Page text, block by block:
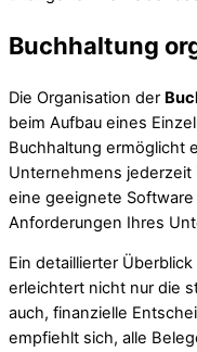
Buchhaltung
Die Organisation der
beim Aufbau eines
Buchhaltung ermöglicht
Unternehmens jederzeit
eine geeignete
Anforderungen Ihres
Ein detaillierter
erleichtert nicht nur die
auch, finanzielle
empfiehlt sich, alle